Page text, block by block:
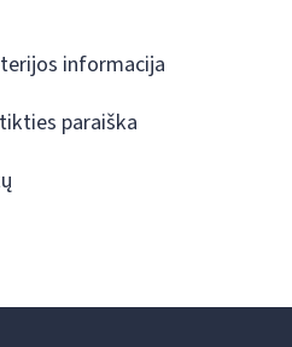
informacija
paraiška